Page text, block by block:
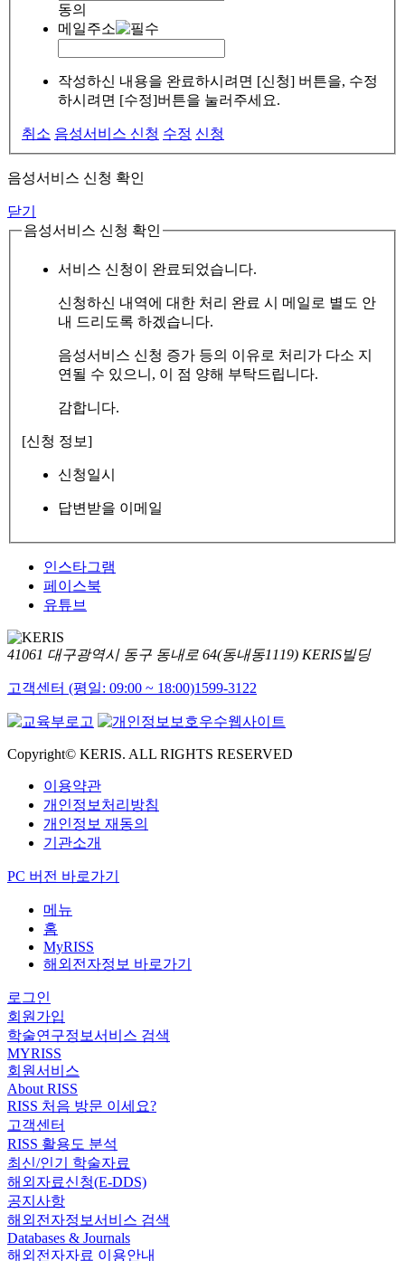
동의
메일주소
작성하신 내용을 완료하시려면 [신청] 버튼을, 수정
하시려면 [수정]버튼을 눌러주세요.
취소 음성서비스 신청 수정 신청
음성서비스 신청 확인
닫기
음성서비스 신청 확인
서비스 신청이 완료되었습니다.
신청하신 내역에 대한 처리 완료 시 메일로 별도 안
내 드리도록 하겠습니다.
음성서비스 신청 증가 등의 이유로 처리가 다소 지
연될 수 있으니, 이 점 양해 부탁드립니다.
감합니다.
[신청 정보]
신청일시
답변받을 이메일
인스타그램
페이스북
유튜브
41061 대구광역시 동구 동내로 64(동내동1119) KERIS빌딩
고객센터 (평일: 09:00 ~ 18:00)1599-3122
Copyright© KERIS. ALL RIGHTS RESERVED
이용약관
개인정보처리방침
개인정보 재동의
기관소개
PC 버전 바로가기
메뉴
홈
MyRISS
해외전자정보 바로가기
로그인
회원가입
학술연구정보서비스 검색
MYRISS
회원서비스
About RISS
RISS 처음 방문 이세요?
고객센터
RISS 활용도 분석
최신/인기 학술자료
해외자료신청(E-DDS)
공지사항
해외전자정보서비스 검색
Databases & Journals
해외전자자료 이용안내